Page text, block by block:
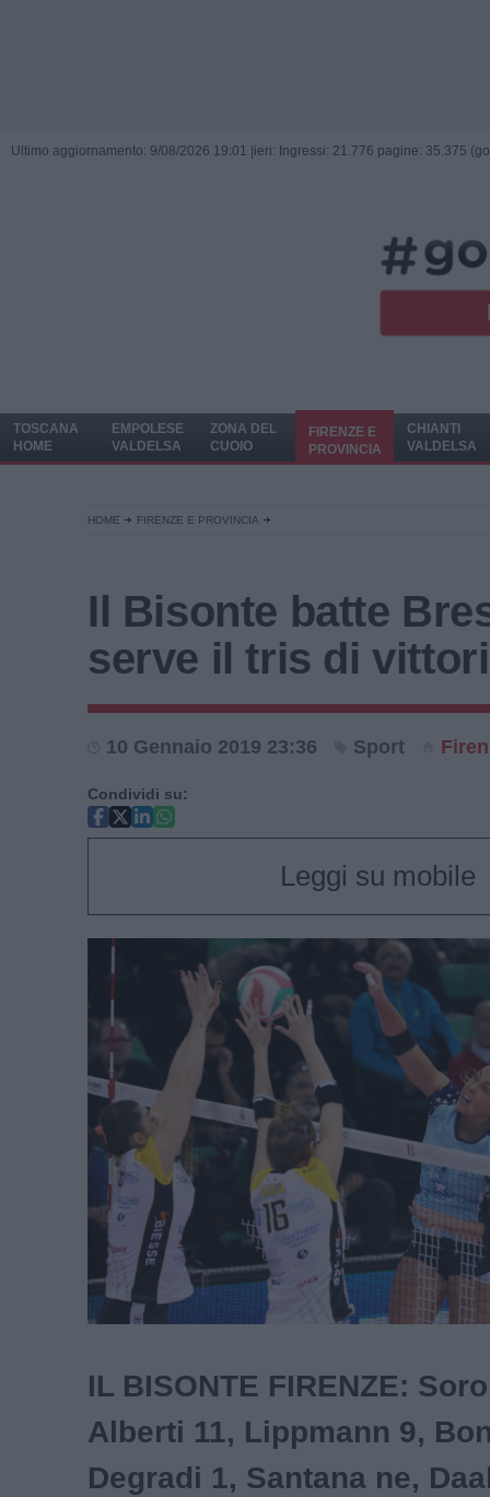
Ultimo aggiornamento: 9/08/2026 19:01 | ieri: Ingressi: 21.776 pagine: 35.375
TOSCANA
HOME
EMPOLESE
VALDELSA
ZONA DEL
CUOIO
FIRENZE E
PROVINCIA
CHIANTI
VALDELSA
HOME FIRENZE E PROVINCIA
Il Bisonte batte
serve il tris di
10 Gennaio 2019 23:36 Sport
Condividi su:
Leggi su mobile
IL BISONTE FIRENZE:
Alberti 11, Lippmann 9,
Degradi 1, Santana ne,